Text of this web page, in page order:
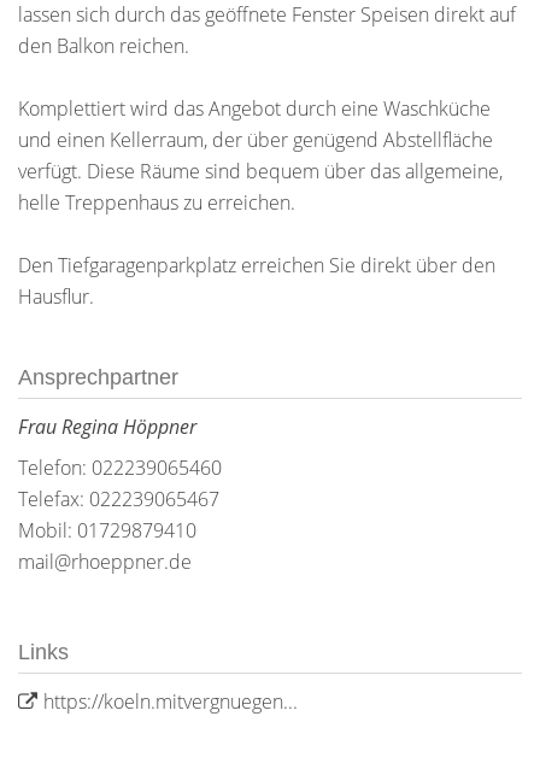
lassen sich durch das geöffnete Fenster Speisen direkt auf
den Balkon reichen.
Komplettiert wird das Angebot durch eine Waschküche
und einen Kellerraum, der über genügend Abstellfläche
verfügt. Diese Räume sind bequem über das allgemeine,
helle Treppenhaus zu erreichen.
Den Tiefgaragenparkplatz erreichen Sie direkt über den
Hausflur.
Ansprechpartner
Frau Regina Höppner
Telefon: 022239065460
Telefax: 022239065467
Mobil: 01729879410
mail@rhoeppner.de
Links
https://koeln.mitvergnuegen...